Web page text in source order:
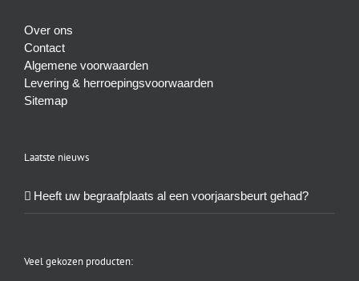
Over ons
Contact
Algemene voorwaarden
Levering & herroepingsvoorwaarden
Sitemap
Laatste nieuws
Heeft uw begraafplaats al een voorjaarsbeurt gehad?
Veel gekozen producten: